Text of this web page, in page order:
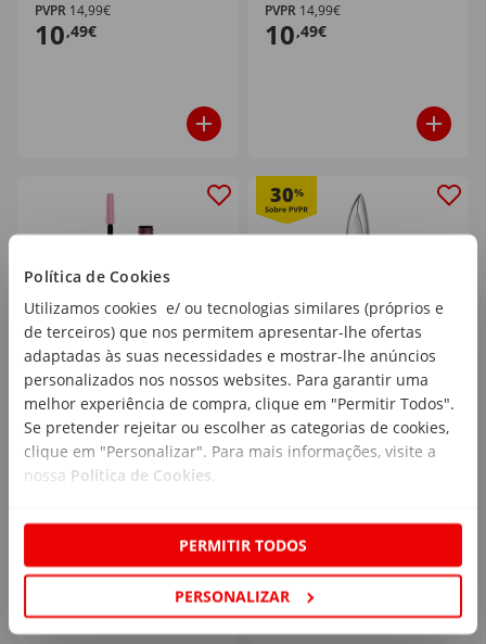
Política de Cookies
Utilizamos cookies e/ ou tecnologias similares (próprios e
de terceiros) que nos permitem apresentar-lhe ofertas
adaptadas às suas necessidades e mostrar-lhe anúncios
personalizados nos nossos websites. Para garantir uma
melhor experiência de compra, clique em "Permitir Todos".
Se pretender rejeitar ou escolher as categorias de cookies,
clique em "Personalizar". Para mais informações, visite a
nossa Política de Cookies.
PERMITIR TODOS
PERSONALIZAR
PVPR 14,99€
10,49€
PVPR 14,99€
10,49€
Máscara de Pestanas
Lash Sensational Sky
High Haze Maybelline
New York
emb. 1 un
12
30%
Máscara de Pestanas
False Lash Black L'Oréal
Paris
emb. 1 un
11